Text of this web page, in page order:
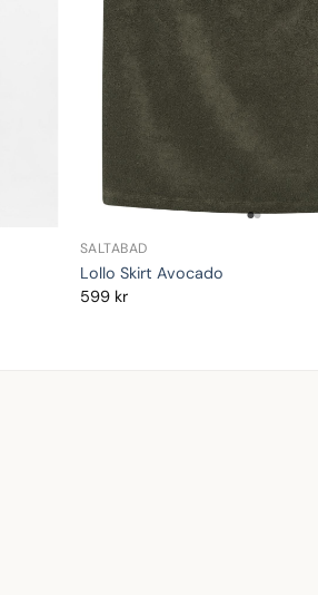
SALTABAD
Lollo Skirt Avocado
599 kr